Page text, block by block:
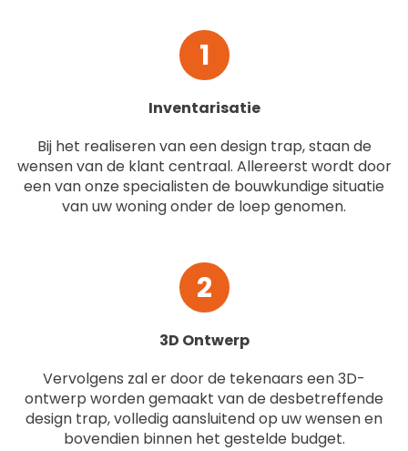
1
Inventarisatie
Bij het realiseren van een design trap, staan de
wensen van de klant centraal. Allereerst wordt door
een van onze specialisten de bouwkundige situatie
van uw woning onder de loep genomen.
2
3D Ontwerp
Vervolgens zal er door de tekenaars een 3D-
ontwerp worden gemaakt van de desbetreffende
design trap, volledig aansluitend op uw wensen en
bovendien binnen het gestelde budget.